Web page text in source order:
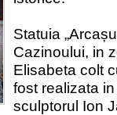
Statuia
Cazinoului, in
Elisabeta colt
fost realizata
sculptorul Ion